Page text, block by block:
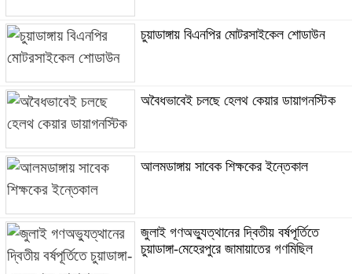
চুয়াডাঙ্গায় বিএনপির মোটরসাইকেল শোডাউন
অবৈধভাবেই চলছে হেলথ কেয়ার ডায়াগনস্টিক
আলমডাঙ্গায় সাবেক শিক্ষকের ইন্তেকাল
জুলাই গণঅভ্যুত্থানের দ্বিতীয় বর্ষপূর্তিতে
চুয়াডাঙ্গা-মেহেরপুরে জামায়াতের গণমিছিল